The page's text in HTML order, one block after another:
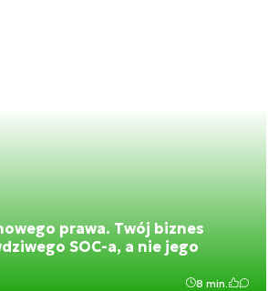
prawa. Twój biznes
SOC-a, a nie jego
8 min.